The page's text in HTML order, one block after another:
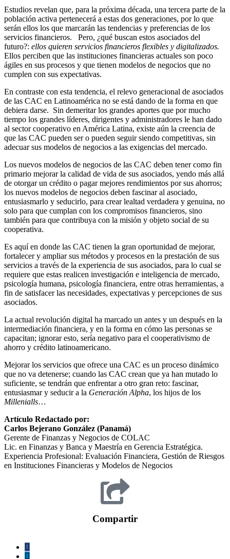
Estudios revelan que, para la próxima década, una tercera parte de la
población activa pertenecerá a estas dos generaciones, por lo que
serán ellos los que marcarán las tendencias y preferencias de los
servicios financieros. Pero, ¿qué buscan estos asociados del
futuro?: ellos quieren servicios financieros flexibles y digitalizados.
Ellos perciben que las instituciones financieras actuales son poco
ágiles en sus procesos y que tienen modelos de negocios que no
cumplen con sus expectativas.
En contraste con esta tendencia, el relevo generacional de asociados
de las CAC en Latinoamérica no se está dando de la forma en que
debiera darse. Sin demeritar los grandes aportes que por mucho
tiempo los grandes líderes, dirigentes y administradores le han dado
al sector cooperativo en América Latina, existe aún la creencia de
que las CAC pueden ser o pueden seguir siendo competitivas, sin
adecuar sus modelos de negocios a las exigencias del mercado.
Los nuevos modelos de negocios de las CAC deben tener como fin
primario mejorar la calidad de vida de sus asociados, yendo más allá
de otorgar un crédito o pagar mejores rendimientos por sus ahorros;
los nuevos modelos de negocios deben fascinar al asociado,
entusiasmarlo y seducirlo, para crear lealtad verdadera y genuina, no
solo para que cumplan con los compromisos financieros, sino
también para que contribuya con la misión y objeto social de su
cooperativa.
Es aquí en donde las CAC tienen la gran oportunidad de mejorar,
fortalecer y ampliar sus métodos y procesos en la prestación de sus
servicios a través de la experiencia de sus asociados, para lo cual se
requiere que estas realicen investigación e inteligencia de mercado,
psicología humana, psicología financiera, entre otras herramientas, a
fin de satisfacer las necesidades, expectativas y percepciones de sus
asociados.
La actual revolución digital ha marcado un antes y un después en la
intermediación financiera, y en la forma en cómo las personas se
capacitan; ignorar esto, sería negativo para el cooperativismo de
ahorro y crédito latinoamericano.
Mejorar los servicios que ofrece una CAC es un proceso dinámico
que no va detenerse; cuando las CAC crean que ya han mutado lo
suficiente, se tendrán que enfrentar a otro gran reto: fascinar,
entusiasmar y seducir a la Generación Alpha, los hijos de los
Millenialls…
Artículo Redactado por:
Carlos Bejerano González (Panamá)
Gerente de Finanzas y Negocios de COLAC
Lic. en Finanzas y Banca y Maestría en Gerencia Estratégica.
Experiencia Profesional: Evaluación Financiera, Gestión de Riesgos
en Instituciones Financieras y Modelos de Negocios
Compartir